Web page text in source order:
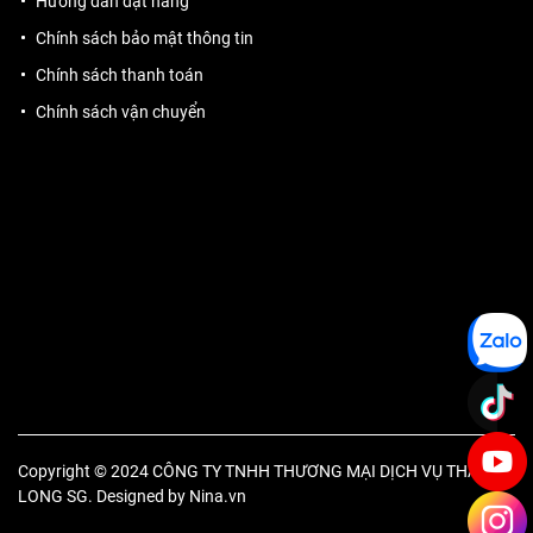
Chính sách bảo mật thông tin
Chính sách thanh toán
Chính sách vận chuyển
Copyright © 2024 CÔNG TY TNHH THƯƠNG MẠI DỊCH VỤ THĂNG
LONG SG. Designed by Nina.vn